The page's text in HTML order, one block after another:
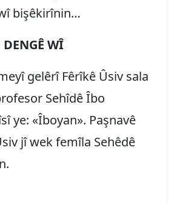
bişêkirînin…
DENGÊ WÎ
gelêrî Fêrîkê Ûsiv sala
Sehîdê Îbo
ye: «Îboyan». Paşnavê
jî wek femîla Sehêdê